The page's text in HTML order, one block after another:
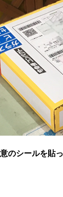
のシールを貼